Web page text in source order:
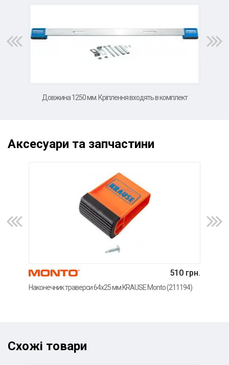
Довжина 1250 мм. Кріплення входять в комплект
Аксесуари та запчастини
510 грн.
Наконечник траверси 64x25 мм KRAUSE Monto (211194)
Схожі товари